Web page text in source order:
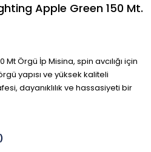
Apple Green 150 Mt.
Örgü İp Misina, spin avcılığı için
yapısı ve yüksek kaliteli
dayanıklılık ve hassasiyeti bir